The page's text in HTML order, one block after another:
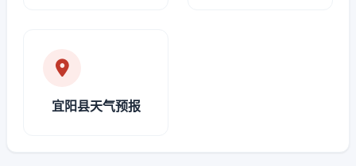
宜阳县天气预报